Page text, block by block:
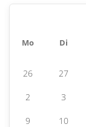
Mo Di
26 27
2 3
9 10